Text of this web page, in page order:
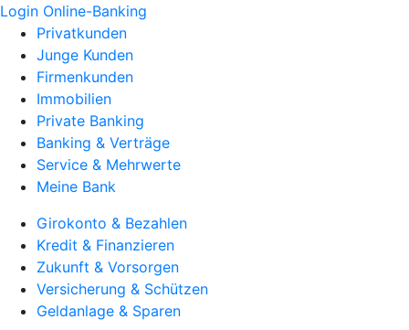
Login Online-Banking
Privatkunden
Junge Kunden
Firmenkunden
Immobilien
Private Banking
Banking & Verträge
Service & Mehrwerte
Meine Bank
Girokonto & Bezahlen
Kredit & Finanzieren
Zukunft & Vorsorgen
Versicherung & Schützen
Geldanlage & Sparen